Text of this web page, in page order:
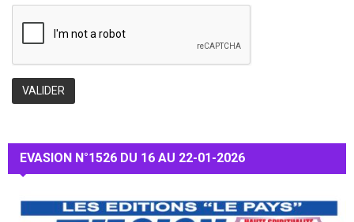
EVASION N°1526 DU 16 AU 22-01-2026